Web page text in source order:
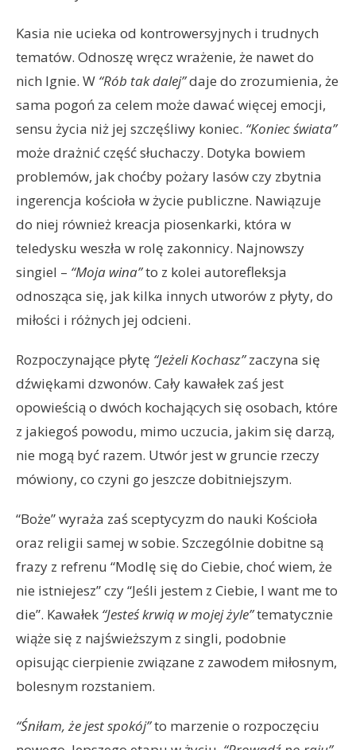
Kasia nie ucieka od kontrowersyjnych i trudnych
tematów. Odnoszę wręcz wrażenie, że nawet do
nich lgnie. W “Rób tak dalej”daje do zrozumienia, że
sama pogoń za celem może dawać więcej emocji,
sensu życia niż jej szczęśliwy koniec. “Koniec świata”
może drażnić część słuchaczy. Dotyka bowiem
problemów, jak choćby pożary lasów czy zbytnia
ingerencja kościoła w życie publiczne. Nawiązuje
do niej również kreacja piosenkarki, która w
teledysku weszła w rolę zakonnicy. Najnowszy
singiel – “Moja wina”to z kolei autorefleksja
odnosząca się, jak kilka innych utworów z płyty, do
miłości i różnych jej odcieni.
Rozpoczynające płytę “Jeżeli Kochasz”zaczyna się
dźwiękami dzwonów. Cały kawałek zaś jest
opowieścią o dwóch kochających się osobach, które
z jakiegoś powodu, mimo uczucia, jakim się darzą,
nie mogą być razem. Utwór jest w gruncie rzeczy
mówiony, co czyni go jeszcze dobitniejszym.
“Boże” wyraża zaś sceptycyzm do nauki Kościoła
oraz religii samej w sobie. Szczególnie dobitne są
frazy z refrenu “Modlę się do Ciebie, choć wiem, że
nie istniejesz” czy “Jeśli jestem z Ciebie, I want me to
die”. Kawałek “Jesteś krwią w mojej żyle”tematycznie
wiąże się z najświeższym z singli, podobnie
opisując cierpienie związane z zawodem miłosnym,
bolesnym rozstaniem.
“Śniłam, że jest spokój”to marzenie o rozpoczęciu